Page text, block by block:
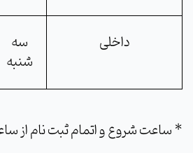
داخلی
سه
شنبه
* ساعت شروع و اتمام ثبت نام از ساعت 8 تا 13